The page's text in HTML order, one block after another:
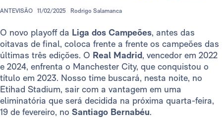
ANTEVISÃO 11/02/2025 Rodrigo Salamanca
O novo playoff da Liga dos Campeões, antes das
oitavas de final, coloca frente a frente os campeões das
últimas três edições. O Real Madrid, vencedor em 2022
e 2024, enfrenta o Manchester City, que conquistou o
título em 2023. Nosso time buscará, nesta noite, no
Etihad Stadium, sair com a vantagem em uma
eliminatória que será decidida na próxima quarta-feira,
19 de fevereiro, no Santiago Bernabéu.